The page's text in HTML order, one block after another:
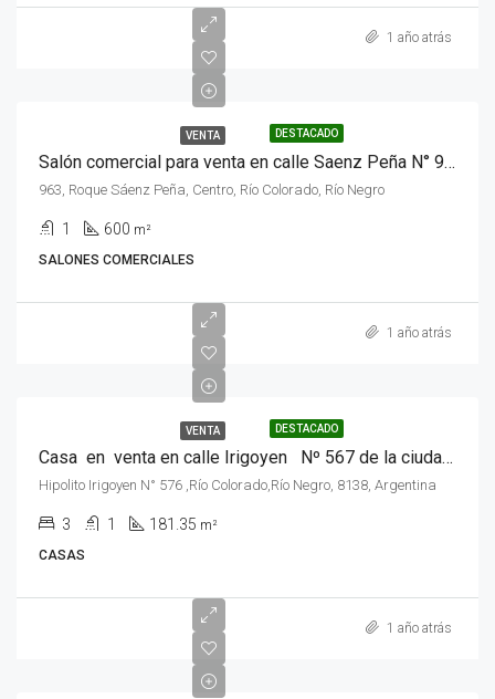
1 año atrás
DESTACADO
VENTA
Salón comercial para venta en calle Saenz Peña N° 963 de la ciudad de Rio Colorado, Provincia de Rio Negro.
963, Roque Sáenz Peña, Centro, Río Colorado, Río Negro
1 600 m²
SALONES COMERCIALES
1 año atrás
DESTACADO
VENTA
Casa en venta en calle Irigoyen Nº 567 de la ciudad de Rio Colorado, Rio Negro .
Hipolito Irigoyen N° 576 ,Río Colorado,Río Negro, 8138, Argentina
3 1 181.35 m²
CASAS
1 año atrás